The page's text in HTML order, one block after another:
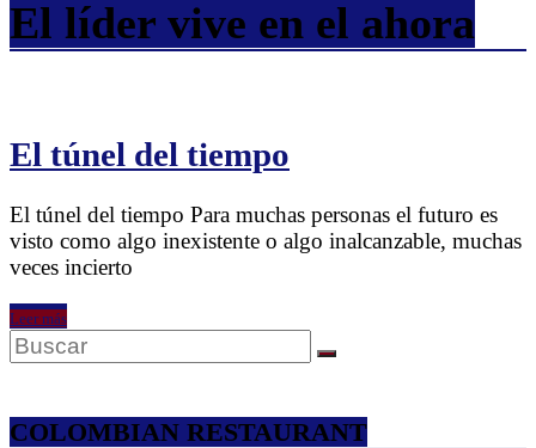
El líder vive en el ahora
El túnel del tiempo
El túnel del tiempo Para muchas personas el futuro es
visto como algo inexistente o algo inalcanzable, muchas
veces incierto
Leer más
COLOMBIAN RESTAURANT